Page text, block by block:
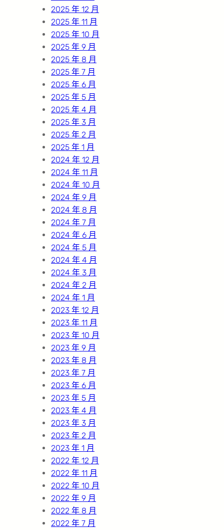
2025 年 12 月
2025 年 11 月
2025 年 10 月
2025 年 9 月
2025 年 8 月
2025 年 7 月
2025 年 6 月
2025 年 5 月
2025 年 4 月
2025 年 3 月
2025 年 2 月
2025 年 1 月
2024 年 12 月
2024 年 11 月
2024 年 10 月
2024 年 9 月
2024 年 8 月
2024 年 7 月
2024 年 6 月
2024 年 5 月
2024 年 4 月
2024 年 3 月
2024 年 2 月
2024 年 1 月
2023 年 12 月
2023 年 11 月
2023 年 10 月
2023 年 9 月
2023 年 8 月
2023 年 7 月
2023 年 6 月
2023 年 5 月
2023 年 4 月
2023 年 3 月
2023 年 2 月
2023 年 1 月
2022 年 12 月
2022 年 11 月
2022 年 10 月
2022 年 9 月
2022 年 8 月
2022 年 7 月